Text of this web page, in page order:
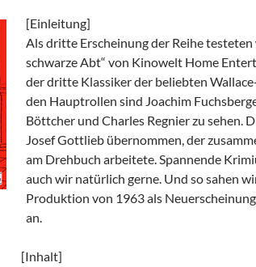
[Einleitung]
Als dritte Erscheinung der Reihe testeten
schwarze Abt“ von Kinowelt Home
der dritte Klassiker der beliebten
den Hauptrollen sind Joachim
Böttcher und Charles Regnier zu sehen.
Josef Gottlieb übernommen, der
am Drehbuch arbeitete. Spannende
auch wir natürlich gerne. Und so sahen
Produktion von 1963 als
an.
[Inhalt]